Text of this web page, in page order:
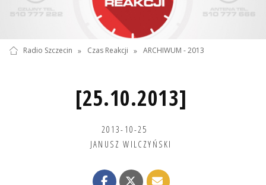
Radio Szczecin » Czas Reakcji » ARCHIWUM - 2013
[25.10.2013]
2013-10-25
JANUSZ WILCZYŃSKI